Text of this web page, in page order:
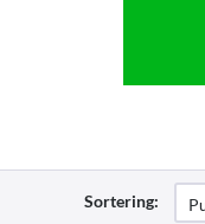
Sortering: